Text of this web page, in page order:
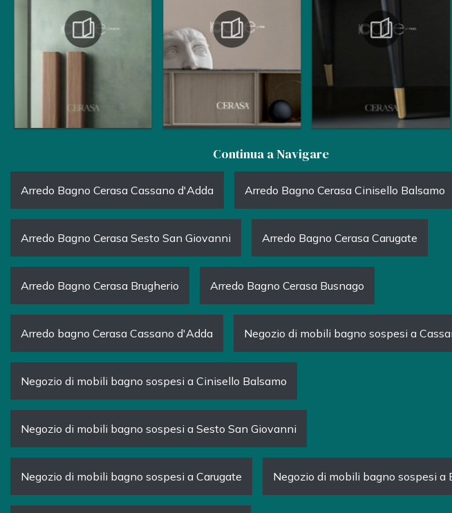
Continua a Navigare
Arredo Bagno Cerasa Cassano d'Adda Arredo Bagno Cerasa Cinisello Balsamo
Arredo Bagno Cerasa Sesto San Giovanni Arredo Bagno Cerasa Carugate
Arredo Bagno Cerasa Brugherio Arredo Bagno Cerasa Busnago
Arredo bagno Cerasa Cassano d'Adda Negozio di mobili bagno sospesi a
Negozio di mobili bagno sospesi a Cinisello Balsamo
Negozio di mobili bagno sospesi a Sesto San Giovanni
Negozio di mobili bagno sospesi a Carugate Negozio di mobili bagno sospesi a